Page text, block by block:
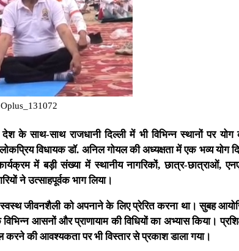
Oplus_131072
के साथ-साथ राजधानी दिल्ली में भी विभिन्न स्थानों पर योग
विधायक डॉ. अनिल गोयल की अध्यक्षता में एक भव्य योग
में बड़ी संख्या में स्थानीय नागरिकों, छात्र-छात्राओं,
ने उत्साहपूर्वक भाग लिया।
जीवनशैली को अपनाने के लिए प्रेरित करना था। सुबह
आसनों और प्राणायाम की विधियों का अभ्यास किया।
की आवश्यकता पर भी विस्तार से प्रकाश डाला गया।